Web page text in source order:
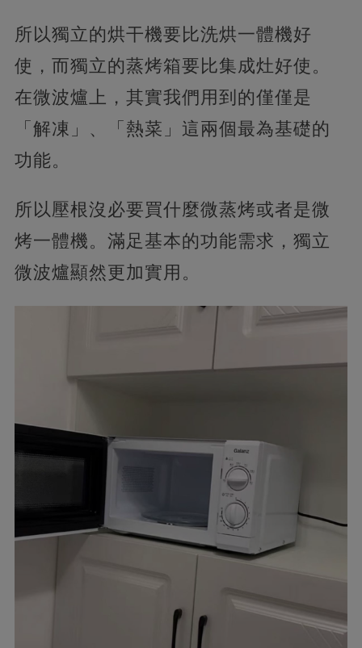
所以獨立的烘干機要比洗烘一體機好
使，而獨立的蒸烤箱要比集成灶好使。
在微波爐上，其實我們用到的僅僅是
「解凍」、「熱菜」這兩個最為基礎的
功能。
所以壓根沒必要買什麼微蒸烤或者是微
烤一體機。滿足基本的功能需求，獨立
微波爐顯然更加實用。